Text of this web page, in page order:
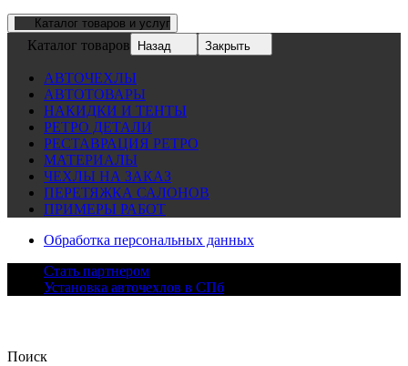
Каталог товаров и услуг
Каталог товаров Назад Закрыть
АВТОЧЕХЛЫ
АВТОТОВАРЫ
НАКИДКИ И ТЕНТЫ
РЕТРО ДЕТАЛИ
РЕСТАВРАЦИЯ РЕТРО
МАТЕРИАЛЫ
ЧЕХЛЫ НА ЗАКАЗ
ПЕРЕТЯЖКА САЛОНОВ
ПРИМЕРЫ РАБОТ
Обработка персональных данных
Стать партнером
Установка авточехлов в СПб
Поиск